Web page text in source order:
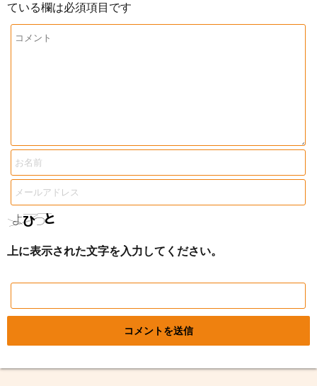
ている欄は必須項目です
上に表示された文字を入力してください。